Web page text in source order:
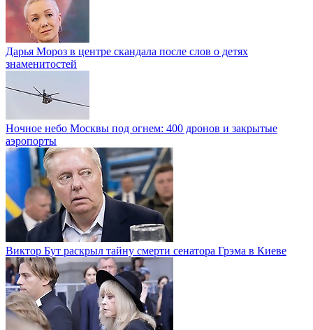
Дарья Мороз в центре скандала после слов о детях
знаменитостей
Ночное небо Москвы под огнем: 400 дронов и закрытые
аэропорты
Виктор Бут раскрыл тайну смерти сенатора Грэма в Киеве